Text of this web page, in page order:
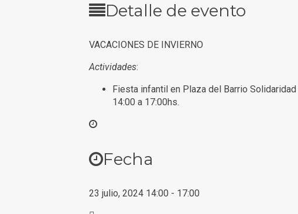
Detalle de evento
VACACIONES DE INVIERNO
Actividades:
Fiesta infantil en Plaza del Barrio
14:00 a 17:00hs.
Fecha
23 julio, 2024 14:00 - 17:00